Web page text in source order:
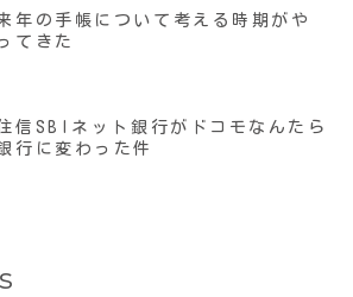
年の手帳について考える時期がや
てきた
信SBIネット銀行がドコモなんたら
行に変わった件